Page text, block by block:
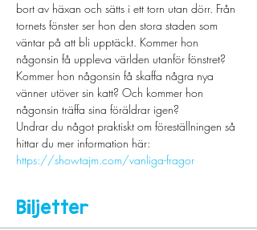
bort av häxan och sätts i ett torn utan dörr. Från
tornets fönster ser hon den stora staden som
väntar på att bli upptäckt. Kommer hon
någonsin få uppleva världen utanför fönstret?
Kommer hon någonsin få skaffa några nya
vänner utöver sin katt? Och kommer hon
någonsin träffa sina föräldrar igen?
Undrar du något praktiskt om föreställningen så
hittar du mer information här:
https://showtajm.com/vanliga-fragor
Biljetter